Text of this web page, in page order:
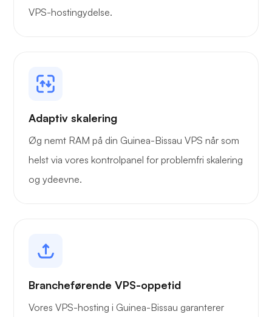
VPS-hostingydelse.
Adaptiv skalering
Øg nemt RAM på din Guinea-Bissau VPS når som
helst via vores kontrolpanel for problemfri skalering
og ydeevne.
Brancheførende VPS-oppetid
Vores VPS-hosting i Guinea-Bissau garanterer